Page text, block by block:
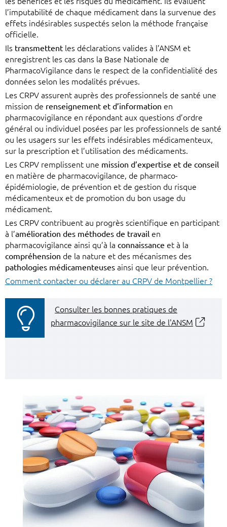
l’imputabilité de chaque médicament dans la survenue des
effets indésirables suspectés selon la méthode française
officielle.
Ils transmettent les déclarations valides à l’ANSM et
enregistrent les cas dans la Base Nationale de
PharmacoVigilance dans le respect de la confidentialité des
données selon les modalités prévues.
Les CRPV assurent auprès des professionnels de santé une
mission de renseignement et d’information en
pharmacovigilance en répondant aux questions d’ordre
général ou individuel posées par les professionnels de santé
ou les usagers sur les effets indésirables médicamenteux,
sur la prescription et l’utilisation des médicaments.
Les CRPV remplissent une mission d’expertise et de conseil
en matière de pharmacovigilance, de pharmaco-
épidémiologie, de prévention et de gestion du risque
médicamenteux et de promotion du bon usage du
médicament.
Les CRPV contribuent au progrès scientifique en participant
à l’amélioration des méthodes de travail en
pharmacovigilance ainsi qu’à la connaissance et à la
compréhension de la nature et des mécanismes des
pathologies médicamenteuses ainsi que leur prévention.
Comment contacter ou déclarer au CRPV de Montpellier ?
Consulter les bonnes pratiques de
pharmacovigilance sur le site de l'ANSM